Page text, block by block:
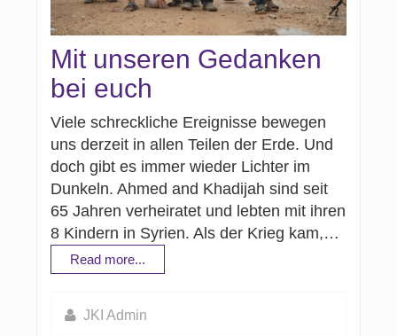
Mit unseren Gedanken
bei euch
Viele schreckliche Ereignisse bewegen
uns derzeit in allen Teilen der Erde. Und
doch gibt es immer wieder Lichter im
Dunkeln. Ahmed and Khadijah sind seit
65 Jahren verheiratet und lebten mit ihren
8 Kindern in Syrien. Als der Krieg kam,…
Read more...
JKI Admin